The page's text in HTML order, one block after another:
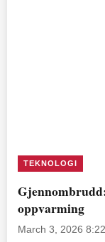
TEKNOLOGI
oppvarming
March 3, 2026